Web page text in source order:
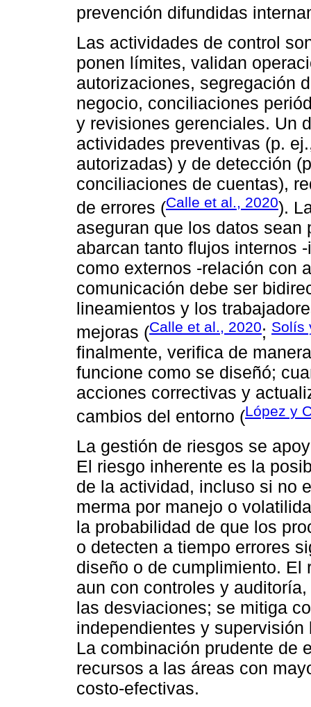
prevención difundidas
Las actividades de control
ponen límites, validan
autorizaciones, segregación
negocio, conciliaciones
y revisiones gerenciales. Un
actividades preventivas (p.
autorizadas) y de detección
conciliaciones de cuentas),
de errores (Calle et al., 2020).
aseguran que los datos
abarcan tanto flujos internos
como externos -relación con
comunicación debe ser
lineamientos y los
mejoras (Calle et al., 2020; Solís
finalmente, verifica de
funcione como se diseñó;
acciones correctivas y
cambios del entorno (López y
La gestión de riesgos se
El riesgo inherente es la
de la actividad, incluso si no
merma por manejo o
la probabilidad de que los
o detecten a tiempo errores
diseño o de cumplimiento. El
aun con controles y
las desviaciones; se mitiga
independientes y
La combinación prudente de
recursos a las áreas con
costo‑efectivas.